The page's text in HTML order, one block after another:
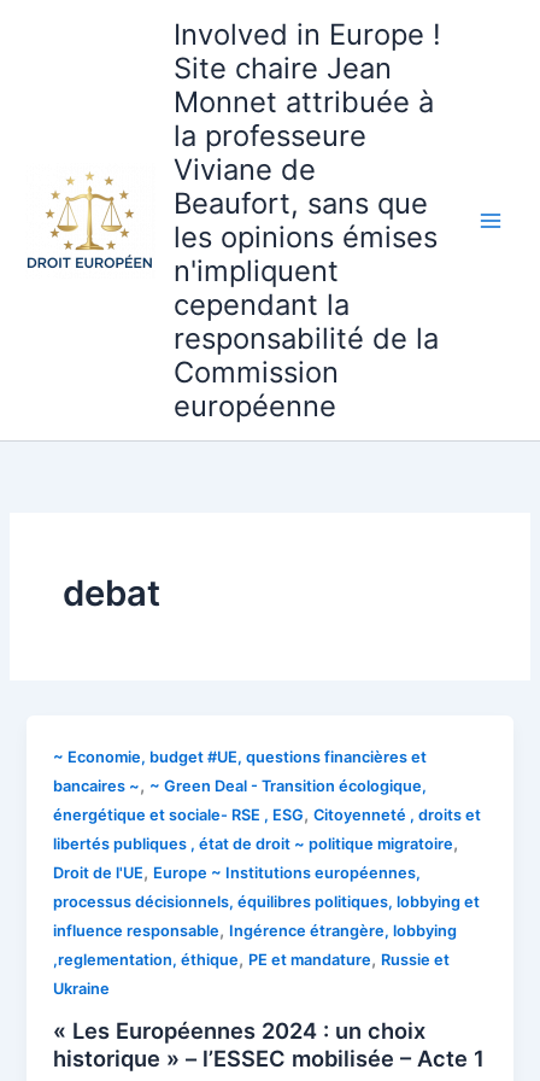
Involved in Europe !
Site chaire Jean
Monnet attribuée à
la professeure
Viviane de
Beaufort, sans que
les opinions émises
n'impliquent
cependant la
responsabilité de la
Commission
européenne
debat
~ Economie, budget #UE, questions financières et
bancaires ~, ~ Green Deal - Transition écologique,
énergétique et sociale- RSE , ESG,Citoyenneté , droits et
libertés publiques , état de droit ~ politique migratoire,
Droit de l'UE, Europe ~ Institutions européennes,
processus décisionnels, équilibres politiques, lobbying et
influence responsable, Ingérence étrangère, lobbying
,reglementation, éthique, PE et mandature, Russie et
Ukraine
« Les Européennes 2024 : un choix
historique » – l’ESSEC mobilisée – Acte 1